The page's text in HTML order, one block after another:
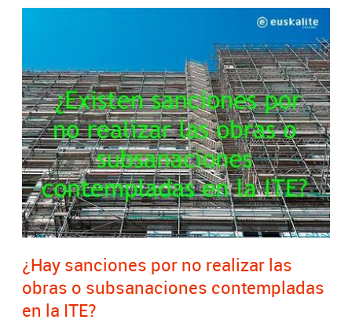
¿Hay sanciones por no realizar las
obras o subsanaciones contempladas
en la ITE?